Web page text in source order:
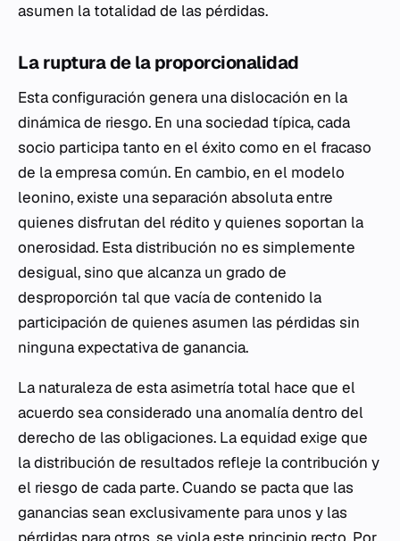
asumen la totalidad de las pérdidas.
La ruptura de la proporcionalidad
Esta configuración genera una dislocación en la
dinámica de riesgo. En una sociedad típica, cada
socio participa tanto en el éxito como en el fracaso
de la empresa común. En cambio, en el modelo
leonino, existe una separación absoluta entre
quienes disfrutan del rédito y quienes soportan la
onerosidad. Esta distribución no es simplemente
desigual, sino que alcanza un grado de
desproporción tal que vacía de contenido la
participación de quienes asumen las pérdidas sin
ninguna expectativa de ganancia.
La naturaleza de esta asimetría total hace que el
acuerdo sea considerado una anomalía dentro del
derecho de las obligaciones. La equidad exige que
la distribución de resultados refleje la contribución y
el riesgo de cada parte. Cuando se pacta que las
ganancias sean exclusivamente para unos y las